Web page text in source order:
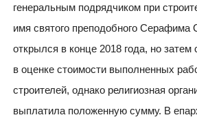
генеральным подрядчиком при
имя святого преподобного Серафима
открылся в конце 2018 года, но
в оценке стоимости выполненных
строителей, однако религиозная
выплатила положенную сумму. В